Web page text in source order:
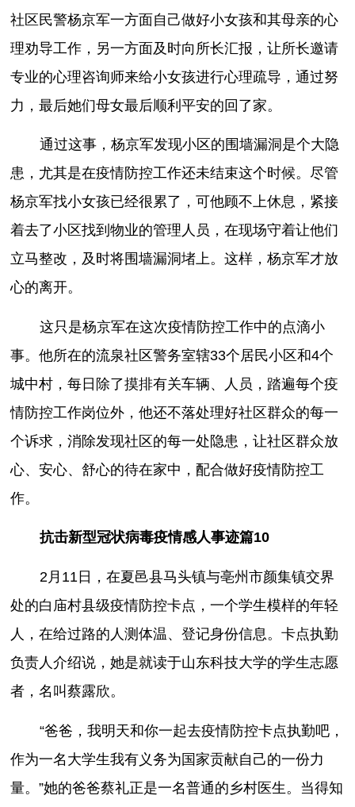
社区民警杨京军一方面自己做好小女孩和其母亲的心
理劝导工作，另一方面及时向所长汇报，让所长邀请
专业的心理咨询师来给小女孩进行心理疏导，通过努
力，最后她们母女最后顺利平安的回了家。
通过这事，杨京军发现小区的围墙漏洞是个大隐
患，尤其是在疫情防控工作还未结束这个时候。尽管
杨京军找小女孩已经很累了，可他顾不上休息，紧接
着去了小区找到物业的管理人员，在现场守着让他们
立马整改，及时将围墙漏洞堵上。这样，杨京军才放
心的离开。
这只是杨京军在这次疫情防控工作中的点滴小
事。他所在的流泉社区警务室辖33个居民小区和4个
城中村，每日除了摸排有关车辆、人员，踏遍每个疫
情防控工作岗位外，他还不落处理好社区群众的每一
个诉求，消除发现社区的每一处隐患，让社区群众放
心、安心、舒心的待在家中，配合做好疫情防控工
作。
抗击新型冠状病毒疫情感人事迹篇10
2月11日，在夏邑县马头镇与亳州市颜集镇交界
处的白庙村县级疫情防控卡点，一个学生模样的年轻
人，在给过路的人测体温、登记身份信息。卡点执勤
负责人介绍说，她是就读于山东科技大学的学生志愿
者，名叫蔡露欣。
“爸爸，我明天和你一起去疫情防控卡点执勤吧，
作为一名大学生我有义务为国家贡献自己的一份力
量。”她的爸爸蔡礼正是一名普通的乡村医生。当得知